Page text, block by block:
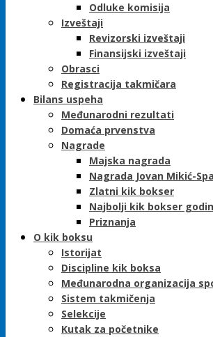
Odluke komisija
Izveštaji
Revizorski izveštaji
Finansijski izveštaji
Obrasci
Registracija takmičara
Bilans uspeha
Međunarodni rezultati
Domaća prvenstva
Nagrade
Majska nagrada
Nagrada Jovan Mikić-
Zlatni kik bokser
Najbolji kik bokser
Priznanja
O kik boksu
Istorijat
Discipline kik boksa
Međunarodna organizacija
Sistem takmičenja
Selekcije
Kutak za početnike